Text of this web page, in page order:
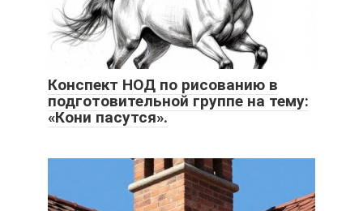
Конспект НОД по рисованию в
подготовительной группе на тему:
«Кони пасутся».